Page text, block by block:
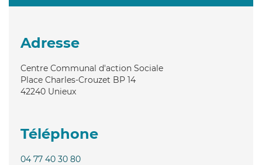
Adresse
Centre Communal d'action Sociale
Place Charles-Crouzet BP 14
42240 Unieux
Téléphone
04 77 40 30 80